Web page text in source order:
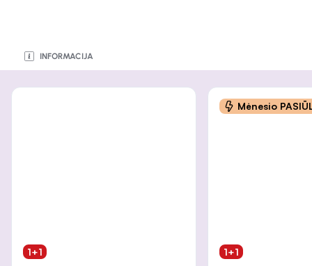
INFORMACIJA
1+1
Mėnesio
1+1